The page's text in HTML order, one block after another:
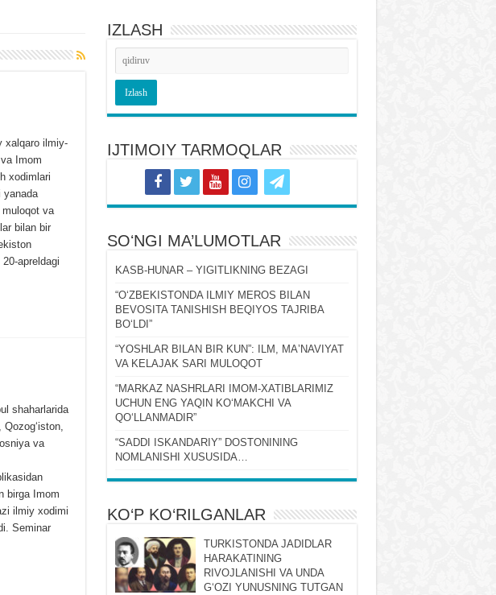
xalqaro ilmiy-
Imom
xodimlari
yanada
va
bilan bir
apreldagi
shaharlarida
va
birga Imom
ilmiy xodimi
Seminar
IZLASH
IJTIMOIY TARMOQLAR
SOʻNGI MA’LUMOTLAR
KASB-HUNAR – YIGITLIKNING BEZAGI
“OʻZBEKISTONDA ILMIY MEROS BILAN
BEVOSITA TANISHISH BEQIYOS TAJRIBA
BOʻLDI”
“YOSHLAR BILAN BIR KUN”: ILM, MAʼNAVIYAT
VA KELAJAK SARI MULOQOT
“MARKAZ NASHRLARI IMOM-XATIBLARIMIZ
UCHUN ENG YAQIN KOʻMAKCHI VA
QOʻLLANMADIR”
“SADDI ISKANDARIY” DOSTONINING
NOMLANISHI XUSUSIDA…
KO‘P KO‘RILGANLAR
TURKISTONDA JADIDLAR
HARAKATINING
RIVOJLANISHI VA UNDA
GʻOZI YUNUSNING TUTGAN